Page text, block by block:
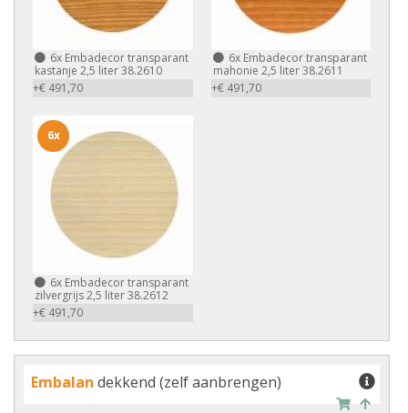
6x Embadecor transparant
kastanje 2,5 liter 38.2610
+€ 491,70
6xEmbadecor transparant
mahonie 2,5 liter 38.2611
+€ 491,70
6x Embadecor transparant
zilvergrijs 2,5 liter 38.2612
+€ 491,70
6x
Embalan dekkend (zelf aanbrengen)